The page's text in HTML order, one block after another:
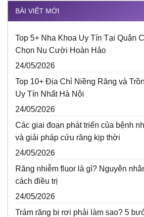
BÀI VIẾT MỚI
Top 5+ Nha Khoa Uy Tín Tại Quận
Chọn Nụ Cười Hoàn Hảo
24/05/2026
Top 10+ Địa Chỉ Niềng Răng và
Uy Tín Nhất Hà Nội
24/05/2026
Các giai đoạn phát triển của bệnh
và giải pháp cứu răng kịp thời
24/05/2026
Răng nhiễm fluor là gì? Nguyên
cách điều trị
24/05/2026
Trám răng bị rơi phải làm sao? 5